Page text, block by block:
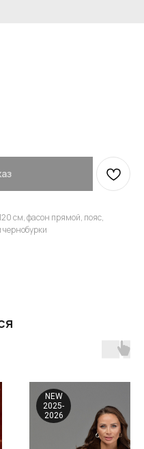
см, фасон прямой, пояс,
NEW
2025-
2026